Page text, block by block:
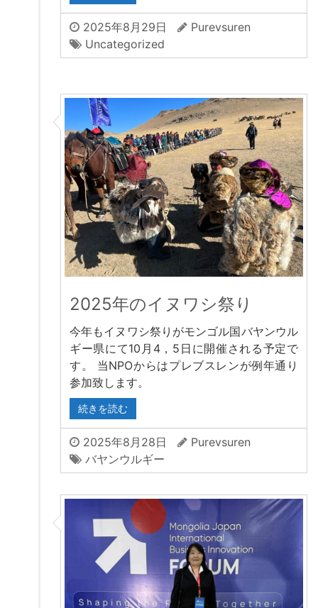
2025年8月29日
Purevsuren
Uncategorized
2025年のイヌワシ祭り
今年もイヌワシ祭りがモンゴル国バヤンウル
ギー県にて10月4，5日に開催される予定で
す。 当NPOからはプレブスレンが例年通り
参加致します。
続きを読む
2025年8月28日
Purevsuren
バヤンウルギー